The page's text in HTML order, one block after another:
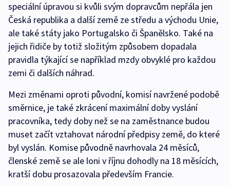
speciální úpravou si kvůli svým dopravcům nepřála jen
Česká republika a další země ze středu a východu Unie,
ale také státy jako Portugalsko či Španělsko. Také na
jejich řidiče by totiž složitým způsobem dopadala
pravidla týkající se například mzdy obvyklé pro každou
zemi či dalších náhrad.
Mezi změnami oproti původní, komisí navržené podobě
směrnice, je také zkrácení maximální doby vyslání
pracovníka, tedy doby než se na zaměstnance budou
muset začít vztahovat národní předpisy země, do které
byl vyslán. Komise původně navrhovala 24 měsíců,
členské země se ale loni v říjnu dohodly na 18 měsících,
kratší dobu prosazovala především Francie.